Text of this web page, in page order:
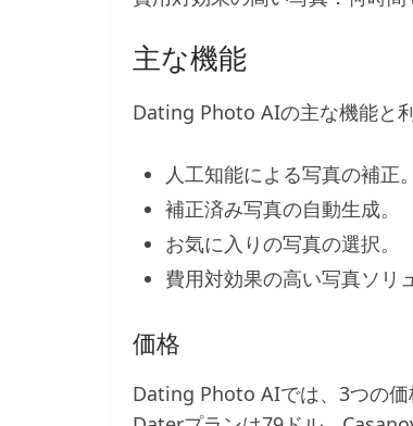
主な機能
Dating Photo AIの主な機能と
人工知能による写真の補正。
補正済み写真の自動生成。
お気に入りの写真の選択。
費用対効果の高い写真ソリ
価格
Dating Photo AIでは、3つの価